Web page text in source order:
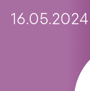
16.05.2024